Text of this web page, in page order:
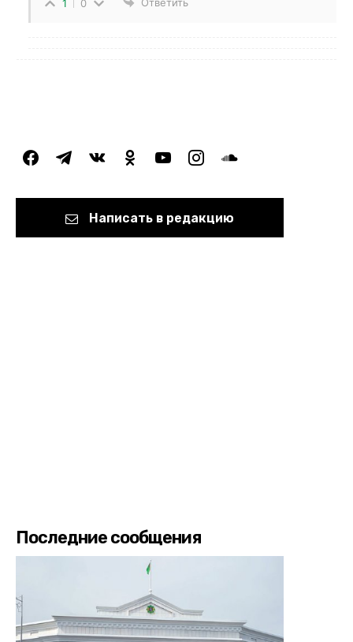
1 0
facebooktelegramvkontakteodnoklassniki
youtubeinstagramsoundcloud
Написать в редакцию
Последние сообщения